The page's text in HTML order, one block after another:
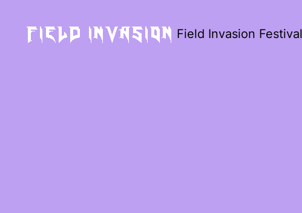
Field Invasion Festival